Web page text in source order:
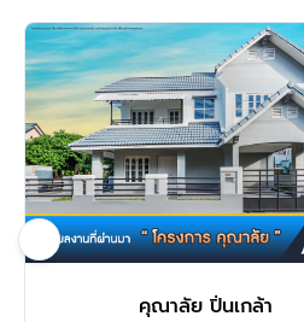
คุณาลัย ปิ่นเกล้า